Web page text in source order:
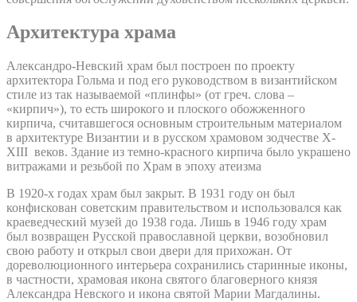
Архитектура храма
Александро-Невский храм был построен по проекту
архитектора Гольма и под его руководством в византийском
стиле из так называемой «плинфы» (от греч. слова –
«кирпич»), то есть широкого и плоского обожженного
кирпича, считавшегося основным строительным материалом
в архитектуре Византии и в русском храмовом зодчестве X-
XIII веков. Здание из темно-красного кирпича было украшено
витражами и резьбой по Храм в эпоху атеизма
В 1920-х годах храм был закрыт. В 1931 году он был
конфискован советским правительством и использовался как
краеведческий музей до 1938 года. Лишь в 1946 году храм
был возвращен Русской православной церкви, возобновил
свою работу и открыл свои двери для прихожан. От
дореволюционного интерьера сохранились старинные иконы,
в частности, храмовая икона святого благоверного князя
Александра Невского и икона святой Марии Магдалины.